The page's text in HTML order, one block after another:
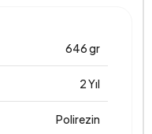
646 gr
2 Yıl
Polirezin